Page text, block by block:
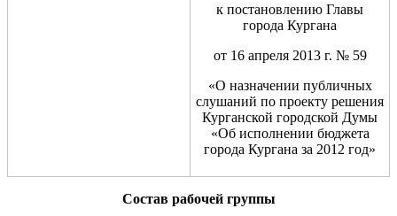
к постановлению Главы
города Кургана
от 16 апреля 2013 г. № 59
«О назначении публичных
слушаний по проекту решения
Курганской городской Думы
«Об исполнении бюджета
города Кургана за 2012 год»
Состав рабочей группы